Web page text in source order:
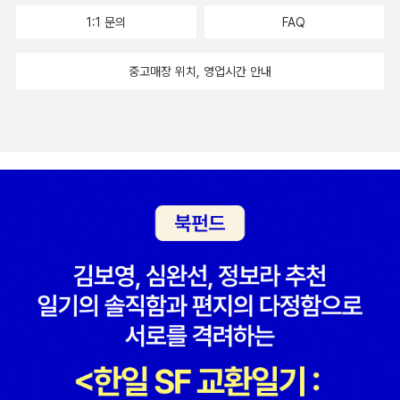
표명한다. 마지막 제7장은 병마와 싸우던 모리스 노년의 개인적 상황
엄 모리스를 재조명하다 제2권 제4부. 예술이론가로서의 모리스에
노동의 관계에 대한 그의 통찰력을 재조명한다. 톰슨은 모리스의 사
자에게 실감나게 살려내면서, 왜 그러한 통찰력이 고유한 예술이론의
체계로 완성되지 못했는지를 설명한다.
발에 바구니에 피곤하다. 오늘이 회사에서의 마지막날인 친구에게
지막날 수고하셨습니다. 새로운 시작을 축하합니다. 꽃다발. 카드를
른 병원으로 가는 길에 봤는데 곳곳에 벌건 플래카드에 핏자국처럼
뭔지 모르겠는데-연극일까?- 이곳에 사는 '명희'들은 별로 기분이 안
환한 곳에 있고 문 저 너머는 완전한 어둠속에 있다는 것. 아까부터
본다한들 보이는 것은 없다. 이 커다란 집에 혼자 있는 것도 좀 무섭
고. 그래도 겨울동안 집에 들어오자마자 현관문을 잠그던 것에 비하
면 지금 아주 대담해진 상태이지만..아무래도 좀 불안하긴 해. 코난
75권을 주문해 받고 흐믓해 하고 있었는데 원피스 신간이 나왔다는
메일이 왔다. 아, 원피스... 책이 나오면 사놓기는 하는데 읽지는 않고
있어. 이건 또 뭔 소린가.나중에 한꺼번에 사면 좀 더 싸게 살 수 있었
을까? 아니, 그렇게 되면 목돈이 나가는거여서 아마 구입을 포기했을
지도 모르지.
분이 있어 관심이 간다. 바바라 에런라이크의 <노동의 배신>이 출간
1:1 문의 FAQ
중고매장 위치, 영업시간 안내